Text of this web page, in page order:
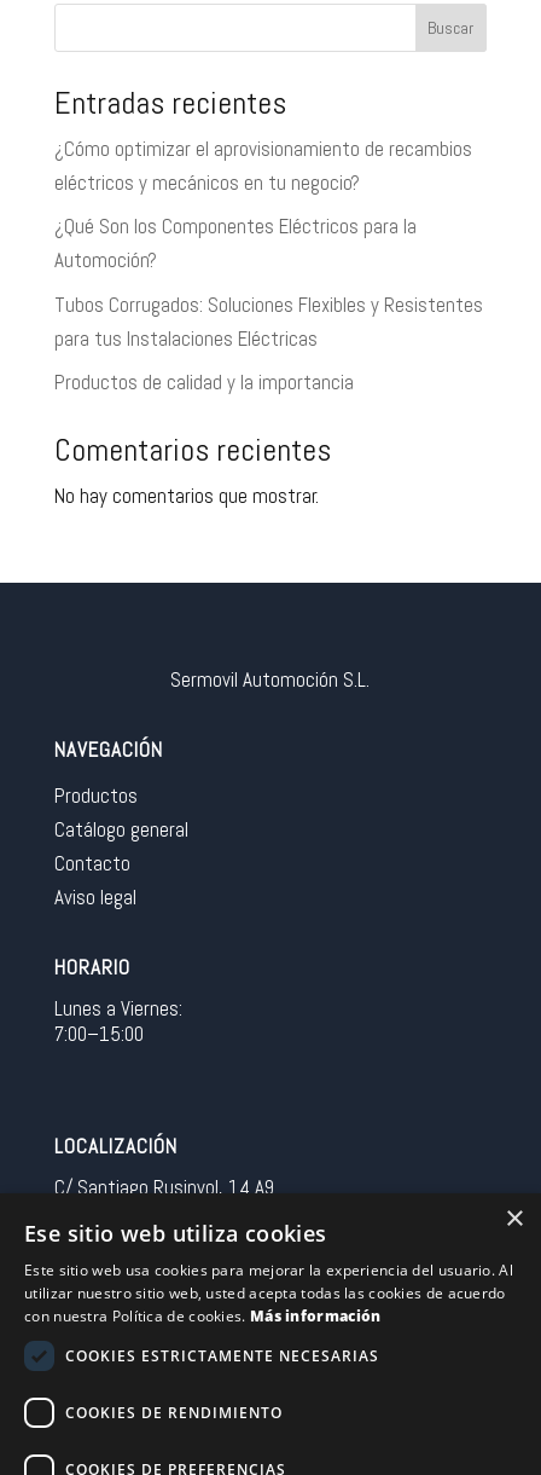
Buscar
Entradas recientes
¿Cómo optimizar el aprovisionamiento de recambios
eléctricos y mecánicos en tu negocio?
¿Qué Son los Componentes Eléctricos para la
Automoción?
Tubos Corrugados: Soluciones Flexibles y Resistentes
para tus Instalaciones Eléctricas
Productos de calidad y la importancia
Comentarios recientes
No hay comentarios que mostrar.
Sermovil Automoción S.L.
NAVEGACIÓN
Productos
Catálogo general
Contacto
Aviso legal
HORARIO
Lunes a Viernes:
7:00–15:00
LOCALIZACIÓN
C/ Santiago Rusinyol, 14 A9
Spain
CONTACTO
Tel 0034 93 713 37 30
sermovil@sertronic.es
Acceso intranet para representantes
×
Ese sitio web utiliza cookies
Este sitio web usa cookies para mejorar la experiencia del usuario. Al
utilizar nuestro sitio web, usted acepta todas las cookies de acuerdo
con nuestra Política de cookies. Más información
COOKIES ESTRICTAMENTE NECESARIAS
COOKIES DE RENDIMIENTO
COOKIES DE PREFERENCIAS